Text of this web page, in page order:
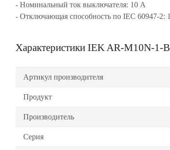
- Номинальный ток выключателя: 10 А
- Отключающая способность по IEC 60947-2:
Характеристики IEK AR-M10N-1-
Артикул производителя
Продукт
Производитель
Серия